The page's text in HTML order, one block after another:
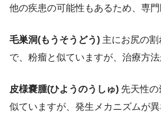
他の疾患の可能性もあるため、専門
毛巣洞(もうそうどう) 主にお尻の
で、粉瘤と似ていますが、治療方法
皮様嚢腫(ひようのうしゅ) 先天性
似ていますが、発生メカニズムが異